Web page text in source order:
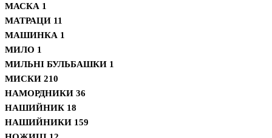
МАСКА 1
МАТРАЦИ 11
МАШИНКА 1
МИЛО 1
МИЛЬНІ БУЛЬБАШКИ 1
МИСКИ 210
НАМОРДНИКИ 36
НАШИЙНИК 18
НАШИЙНИКИ 159